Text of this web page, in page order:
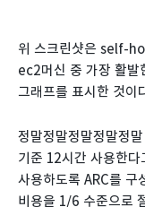
위 스크린샷은 self-
ec2머신 중 가장 활발
그래프를 표시한 것이
정말정말정말정말정
기준 12시간 사용한
사용하도록 ARC를 구
비용을 1/6 수준으로